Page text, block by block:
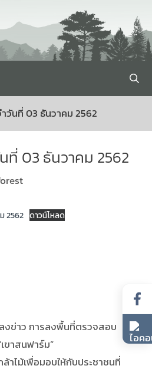
วันที่ 03 ธันวาคม 2562
ที่ 03 ธันวาคม 2562
2562 ดาวน์โหลด
งข่าว การลงพื้นที่ตรวจสอบ
าสนฟาร์ม”
าไม้เพื่อมอบให้กับประชาชนที่